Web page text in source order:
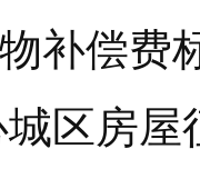
补偿费
区房